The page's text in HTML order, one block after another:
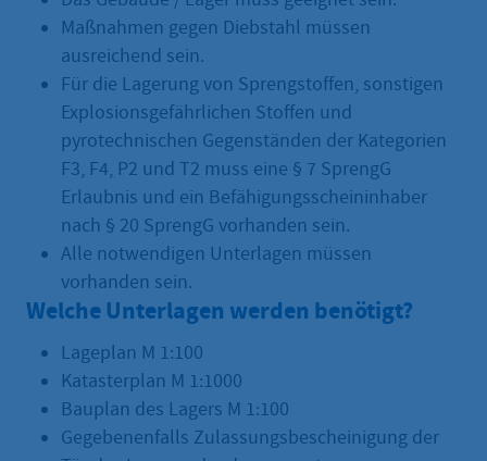
Maßnahmen gegen Diebstahl müssen
ausreichend sein.
Für die Lagerung von Sprengstoffen, sonstigen
Explosionsgefährlichen Stoffen und
pyrotechnischen Gegenständen der Kategorien
F3, F4, P2 und T2 muss eine § 7 SprengG
Erlaubnis und ein Befähigungsscheininhaber
nach § 20 SprengG vorhanden sein.
Alle notwendigen Unterlagen müssen
vorhanden sein.
Welche Unterlagen werden benötigt?
Lageplan M 1:100
Katasterplan M 1:1000
Bauplan des Lagers M 1:100
Gegebenenfalls Zulassungsbescheinigung der